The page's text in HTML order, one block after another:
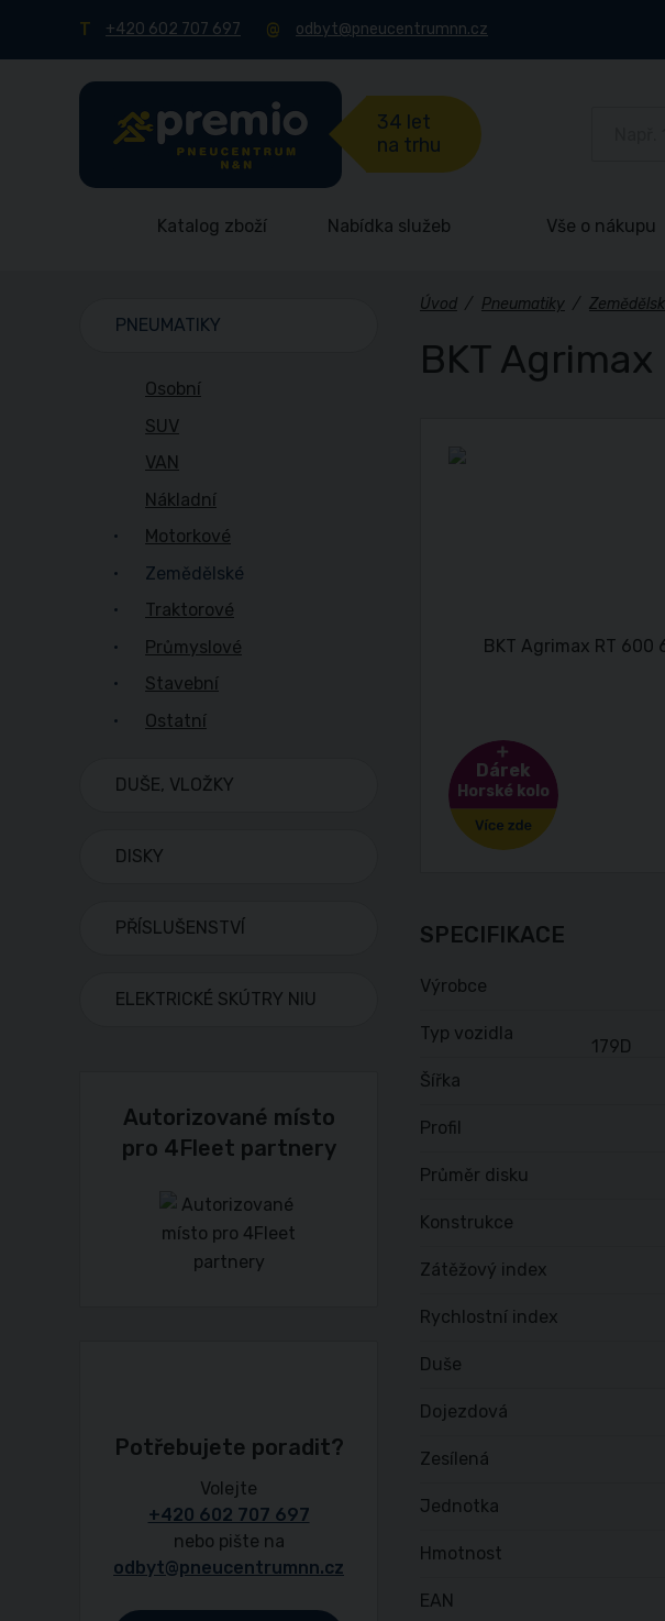
+420 602 707 697 odbyt@pneucentrumnn.cz
34 let
na trhu
Katalog zboží Nabídka služeb Vše o nákupu
Úvod / Pneumatiky /
BKT
Dárek
Horské kolo
SPECIFIKACE
Výrobce
Typ vozidla
Šířka
Profil
Průměr disku
Konstrukce
Zátěžový index
Rychlostní index
Duše
Dojezdová
Zesílená
Jednotka
Hmotnost
EAN
PNEUMATIKY
Osobní
SUV
VAN
Nákladní
Motorkové
Zemědělské
Traktorové
Průmyslové
Stavební
Ostatní
DUŠE, VLOŽKY
DISKY
PŘÍSLUŠENSTVÍ
ELEKTRICKÉ SKÚTRY NIU
Autorizované místo
pro 4Fleet partnery
Potřebujete poradit?
Volejte
+420 602 707 697
nebo pište na
odbyt@pneucentrumnn.cz